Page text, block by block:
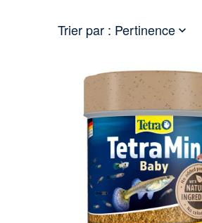
Trier par : Pertinence 